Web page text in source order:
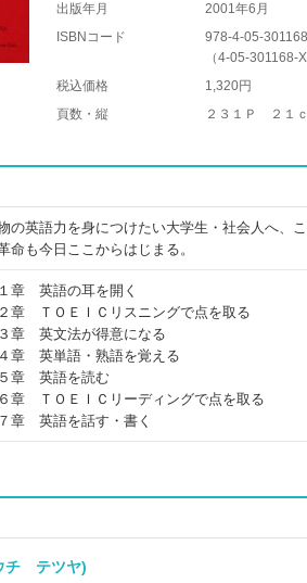
出版年月
2001年6月
ISBNコード
978-4-05-
（4-05-301168-X
税込価格
1,320円
頁数・縦
２３１Ｐ ２１
の英語力を身につけたい大学生・社会人へ、
命も今日ここからはじまる。
章 英語の耳を開く
章 ＴＯＥＩＣリスニングで点を取る
章 英文法が得意になる
章 英単語・熟語を覚える
章 英語を読む
章 ＴＯＥＩＣリーディングで点を取る
章 英語を話す・書く
ウチ テツヤ)